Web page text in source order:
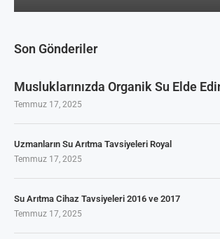
Son Gönderiler
Musluklarınızda Organik Su Elde
Temmuz 17, 2025
Uzmanların Su Arıtma Tavsiyeleri Royal
Temmuz 17, 2025
Su Arıtma Cihaz Tavsiyeleri 2016 ve 2017
Temmuz 17, 2025